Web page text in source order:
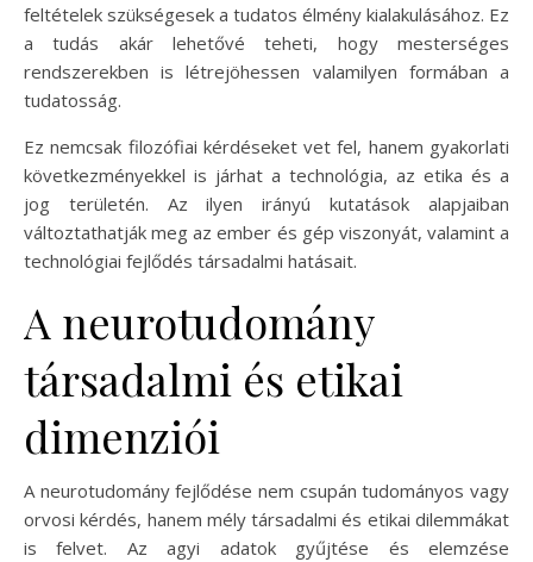
feltételek szükségesek a tudatos élmény kialakulásához. Ez
a tudás akár lehetővé teheti, hogy mesterséges
rendszerekben is létrejöhessen valamilyen formában a
tudatosság.
Ez nemcsak filozófiai kérdéseket vet fel, hanem gyakorlati
következményekkel is járhat a technológia, az etika és a
jog területén. Az ilyen irányú kutatások alapjaiban
változtathatják meg az ember és gép viszonyát, valamint a
technológiai fejlődés társadalmi hatásait.
A neurotudomány
társadalmi és etikai
dimenziói
A neurotudomány fejlődése nem csupán tudományos vagy
orvosi kérdés, hanem mély társadalmi és etikai dilemmákat
is felvet. Az agyi adatok gyűjtése és elemzése